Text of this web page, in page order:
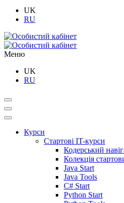
UK
RU
Меню
UK
RU
Курси
Стартові IT-курси
Кодерський
Колекція
Java Start
Java Tools
C# Start
Python Start